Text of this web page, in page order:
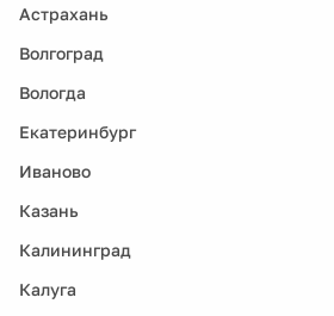
Астрахань
Волгоград
Вологда
Екатеринбург
Иваново
Казань
Калининград
Калуга